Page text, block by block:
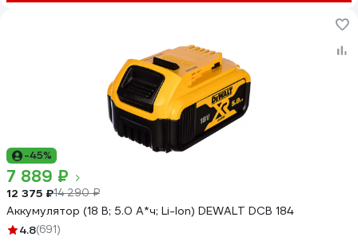
-45%
7 889 ₽
12 375 ₽14 290 ₽
Аккумулятор (18 В; 5.0 А*ч; Li-Ion) DEWALT DCB 184
4.8(691)